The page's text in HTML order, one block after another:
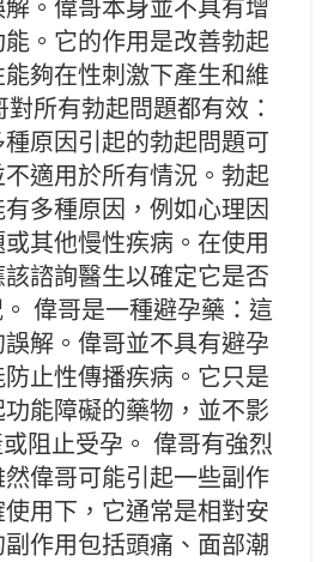
。偉哥本身並不具有增
。它的作用是改善勃起
夠在性刺激下產生和維
所有勃起問題都有效：
原因引起的勃起問題可
適用於所有情況。勃起
多種原因，例如心理因
其他慢性疾病。在使用
諮詢醫生以確定它是否
偉哥是一種避孕藥：這
解。偉哥並不具有避孕
止性傳播疾病。它只是
能障礙的藥物，並不影
阻止受孕。 偉哥有強烈
偉哥可能引起一些副作
用下，它通常是相對安
作用包括頭痛、面部潮